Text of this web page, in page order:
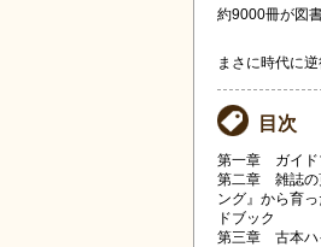
約9000冊が図
まさに時代に
目次
第一章 ガイド
第二章 雑誌の
ング』から育
ドブック
第三章 古本ハ